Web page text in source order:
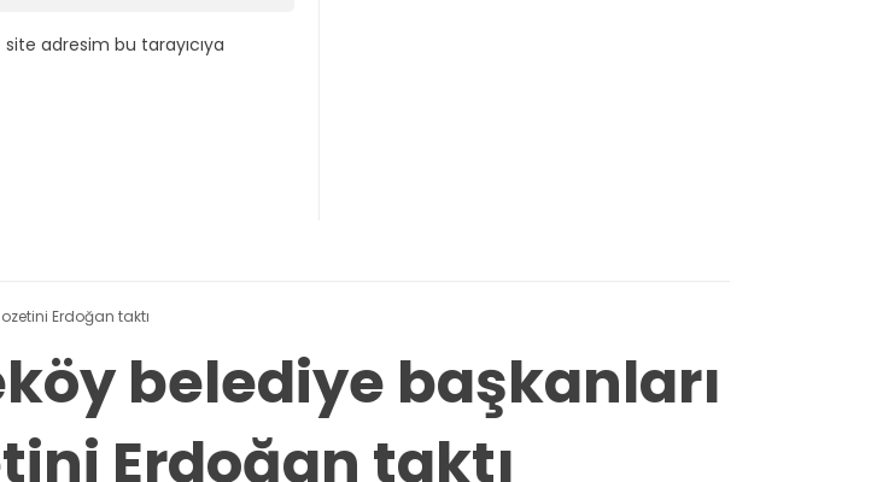
adresim bu tarayıcıya
Erdoğan taktı
belediye başkanları
Erdoğan taktı